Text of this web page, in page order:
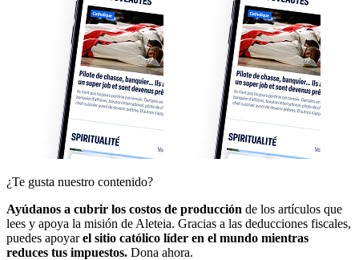
¿Te gusta nuestro contenido?
Ayúdanos a cubrir los costos de producción de los artículos que
lees y apoya la misión de Aleteia. Gracias a las deducciones fiscales,
puedes apoyarel sitio católico líder en el mundo mientras
reduces tus impuestos. Dona ahora.